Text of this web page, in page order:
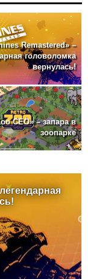
Remastered» –
головоломка
вернулась!
CEO» – запара в
зоопарке